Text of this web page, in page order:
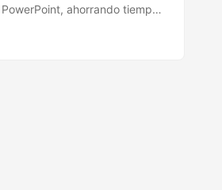
ahorrando tiempo